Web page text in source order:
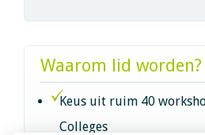
Waarom lid worden?
Keus uit ruim 40
Colleges